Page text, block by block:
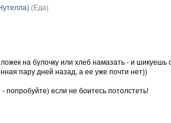
(Еда)
на булочку или хлеб намазать - и
пару дней назад, а ее уже почти нет))
попробуйте) если не боитесь потолстеть!